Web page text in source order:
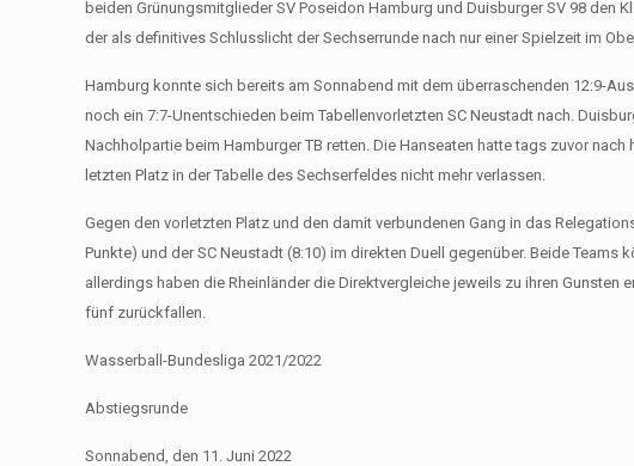
beiden Grünungsmitglieder SV Poseidon Hamburg und Duisburger SV 98 den
der als definitives Schlusslicht der Sechserrunde nach nur einer Spielzeit im
Hamburg konnte sich bereits am Sonnabend mit dem überraschenden 12:9-
noch ein 7:7-Unentschieden beim Tabellenvorletzten SC Neustadt nach.
Nachholpartie beim Hamburger TB retten. Die Hanseaten hatte tags zuvor
letzten Platz in der Tabelle des Sechserfeldes nicht mehr verlassen.
Gegen den vorletzten Platz und den damit verbundenen Gang in das
Punkte) und der SC Neustadt (8:10) im direkten Duell gegenüber. Beide
allerdings haben die Rheinländer die Direktvergleiche jeweils zu ihren
fünf zurückfallen.
Wasserball-Bundesliga 2021/2022
Abstiegsrunde
Sonnabend, den 11. Juni 2022